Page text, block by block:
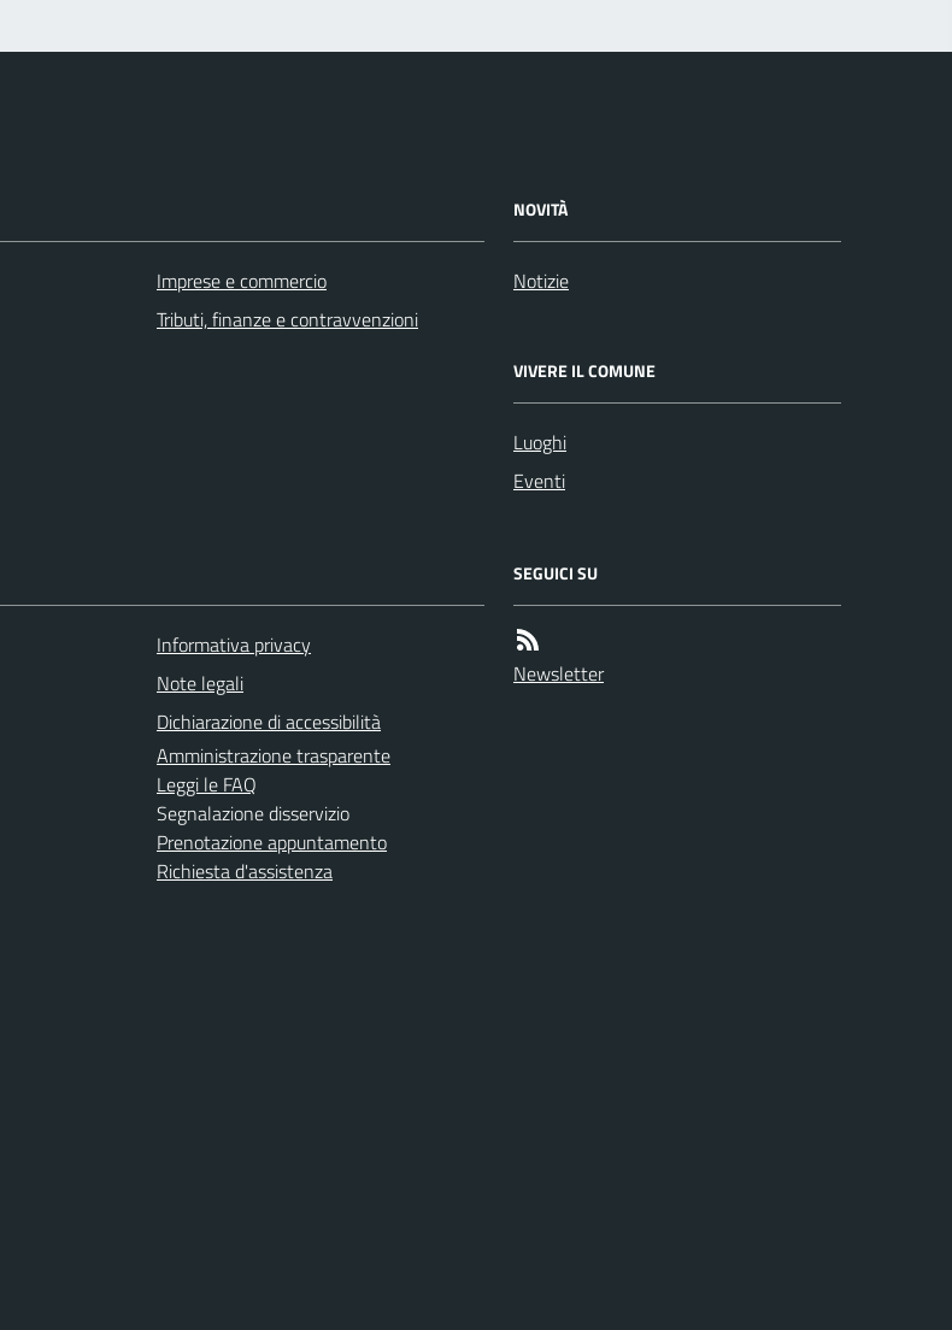
Imprese e commercio
Tributi, finanze e contravvenzioni
NOVITÀ
Notizie
VIVERE IL COMUNE
Luoghi
Eventi
Informativa privacy
Note legali
Dichiarazione di accessibilità
Amministrazione trasparente
Leggi le FAQ
Segnalazione disservizio
Prenotazione appuntamento
Richiesta d'assistenza
SEGUICI SU
Newsletter